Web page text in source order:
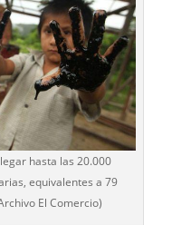
hasta las 20.000
equivalentes a 79
El Comercio)